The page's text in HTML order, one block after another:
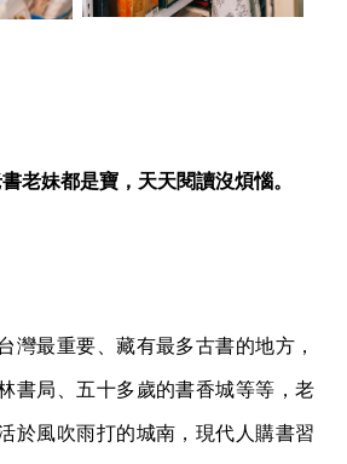
老妹都是寶，天天閱讀沒煩惱。
灣最重要、藏有最多古書的地方，
書局、五十多歲的書香城等等，老
於風吹雨打的城南，現代人購書習